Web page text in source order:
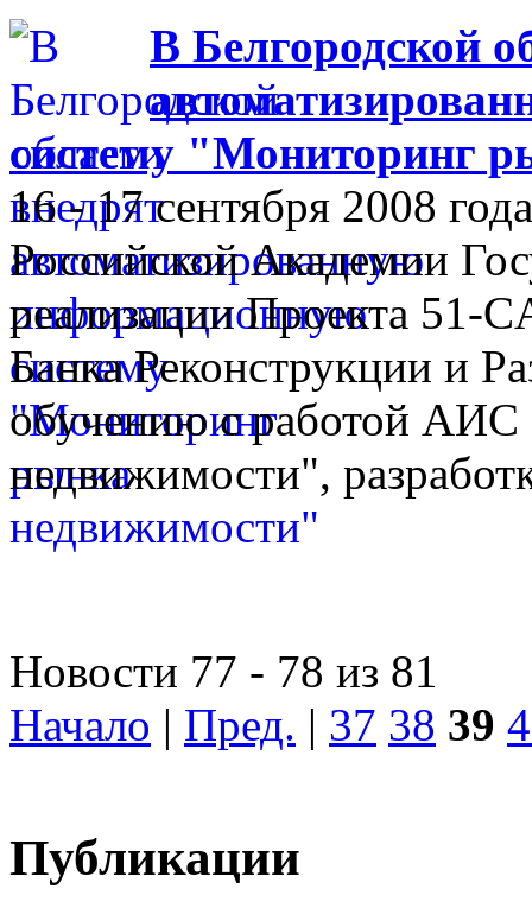
В Белгородской
систему "Мониторинг
16 - 17 сентября 2008
Российской Академии
реализации Проекта 51-
Банка Реконструкции и
обучению с работой
недвижимости",
Новости 77 - 78 из 81
Начало | Пред. | 37 38 39
Публикации